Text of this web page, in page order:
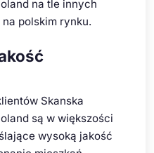
na tle innych
polskim rynku.
Skanska
są w większości
wysoką jakość